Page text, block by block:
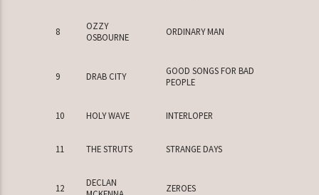
8
OZZY
OSBOURNE
ORDINARY MAN
9 DRAB CITY
GOOD SONGS FOR BAD
PEOPLE
10 HOLY WAVE INTERLOPER
11 THE STRUTS STRANGE DAYS
12
DECLAN
ZEROES